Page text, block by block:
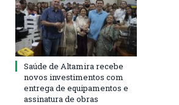
Saúde de Altamira recebe
novos investimentos com
entrega de equipamentos e
assinatura de obras